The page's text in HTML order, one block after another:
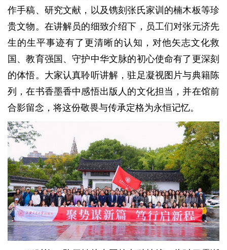
作手稿、研究文献，以及镌刻张氏家训的楠木板等珍
贵文物。在讲解员的细致介绍下，员工们对张元济先
生的生平事迹有了更清晰的认知，对他矢志文化救
国、教育强国、守护中华文脉的初心使命有了更深刻
的体悟。大家认真聆听讲解，驻足凝视图片与典籍陈
列，在书香墨香中感悟出版人的文化担当，并在馆前
合影留念，将这份敬畏与传承定格为永恒记忆。